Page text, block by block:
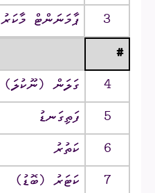
3
ޕާމަނަންޓް މާކަރު
#
4
ގަލަން (ނޫކުލަ)
5
ފަތިގަނޑު
6
ކަތުރު
7
ކަޓަރު (ބޮޑު)